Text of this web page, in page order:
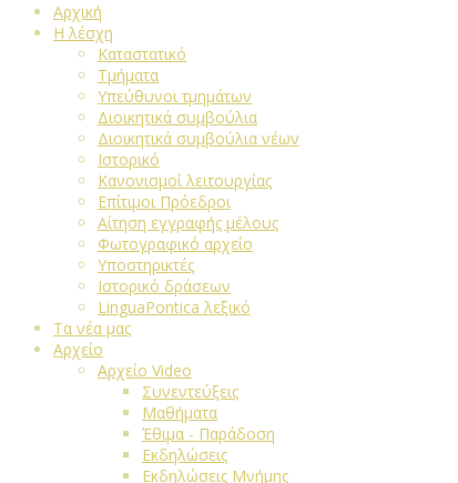
Αρχική
Η λέσχη
Καταστατικό
Τμήματα
Υπεύθυνοι τμημάτων
Διοικητικά συμβούλια
Διοικητικά συμβούλια νέων
Ιστορικό
Κανονισμοί λειτουργίας
Επίτιμοι Πρόεδροι
Αίτηση εγγραφής μέλους
Φωτογραφικό αρχείο
Υποστηρικτές
Ιστορικό δράσεων
LinguaPontica λεξικό
Τα νέα μας
Αρχείο
Αρχείο Video
Συνεντεύξεις
Μαθήματα
Έθιμα - Παράδοση
Εκδηλώσεις
Εκδηλώσεις Μνήμης